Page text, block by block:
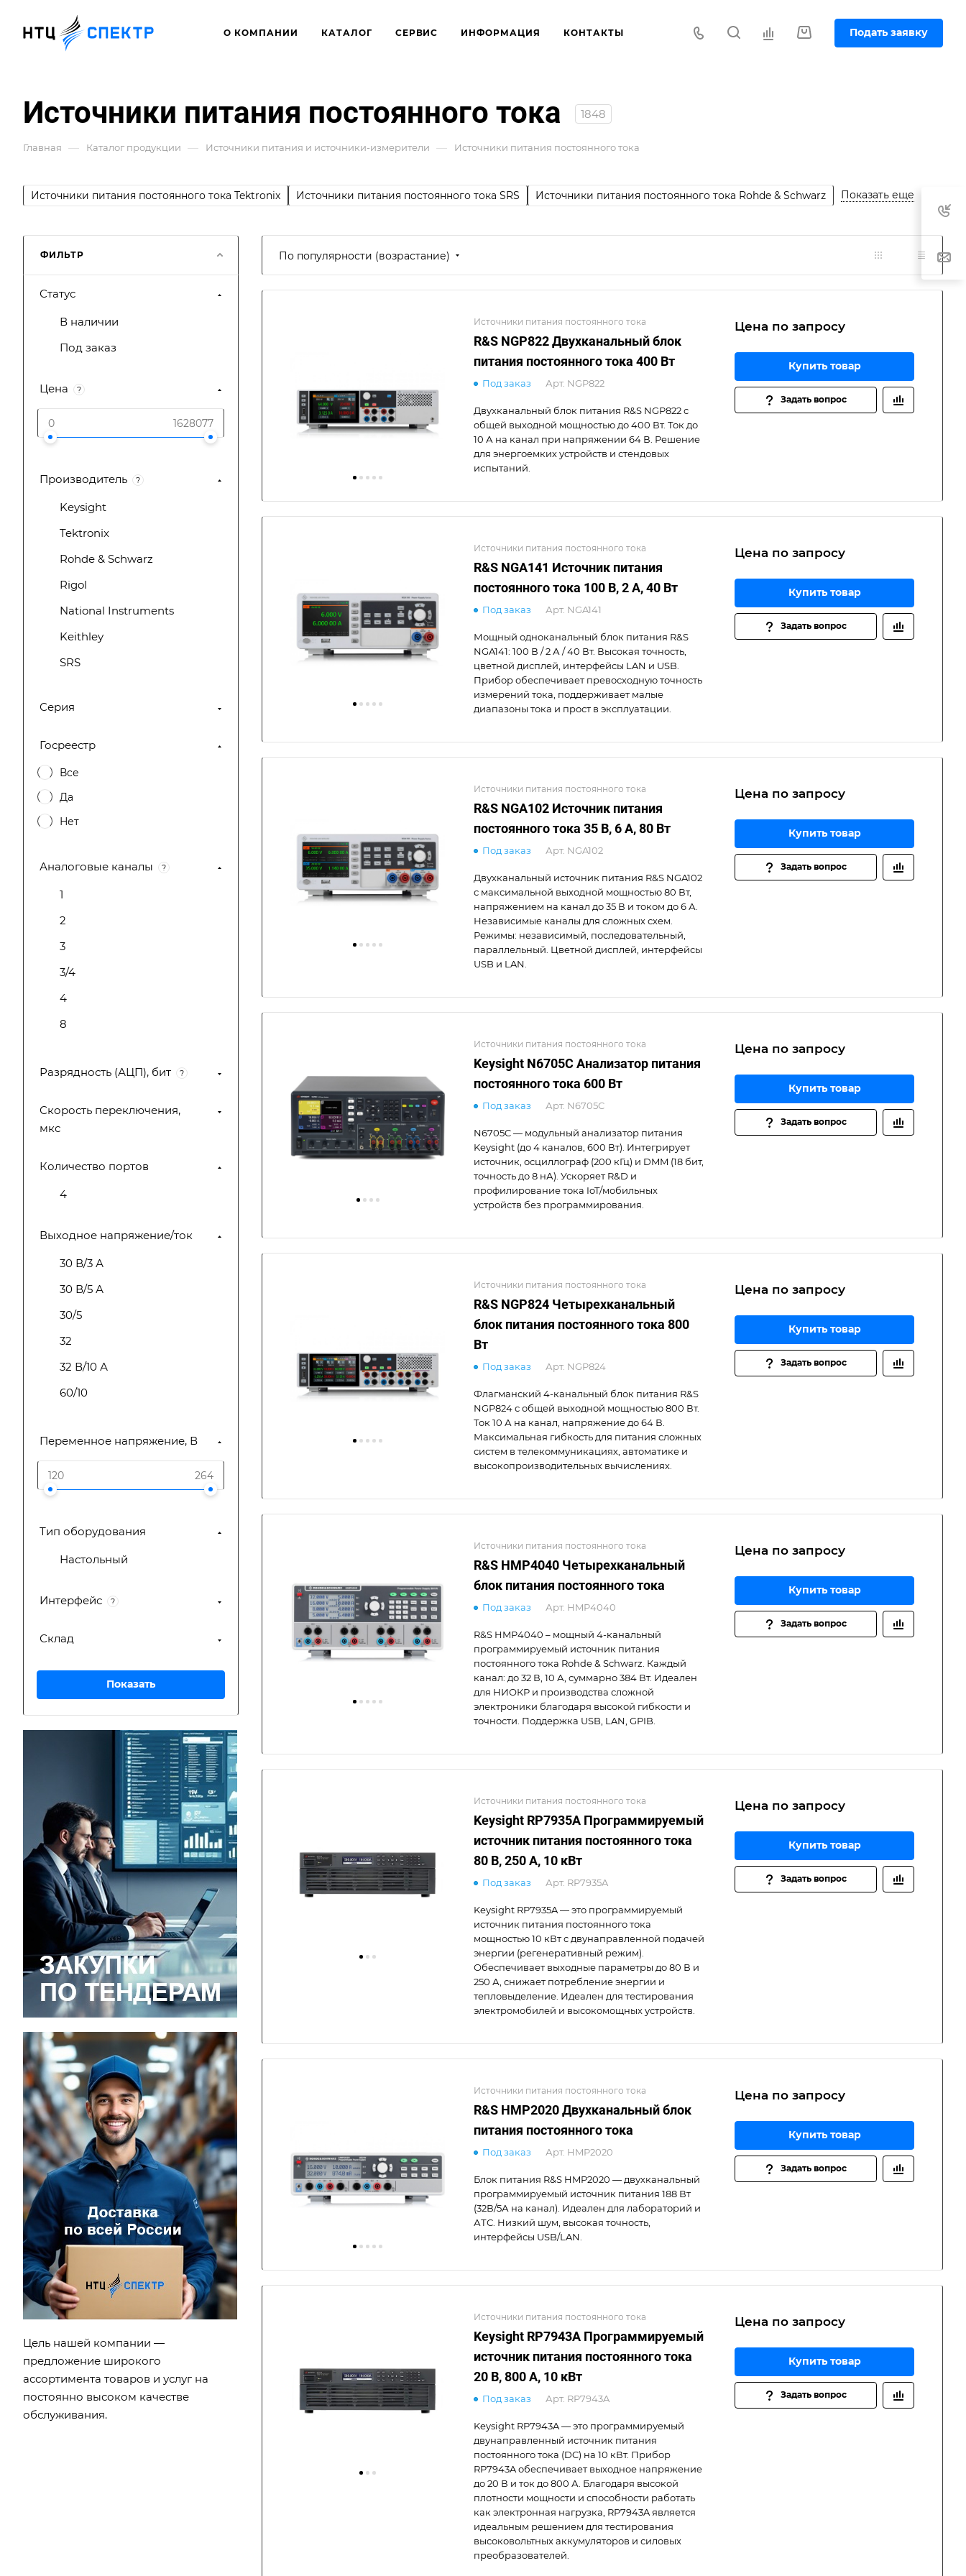
О КОМПАНИИ КАТАЛОГ СЕРВИС ИНФОРМАЦИЯ КОНТАКТЫ Подать заявку
Источники питания постоянного тока 1848
Главная — Каталог продукции — Источники питания и источники-измерители — Источники питания постоянного тока
Источники питания постоянного тока Tektronix Источники питания постоянного тока SRS Источники питания постоянного тока Rohde & Schwarz Показать еще
По популярности (возрастание)
Источники питания постоянного тока
R&S NGP822 Двухканальный блок
питания постоянного тока 400 Вт
Под заказ Арт. NGP822
Двухканальный блок питания R&S NGP822 с
общей выходной мощностью до 400 Вт. Ток до
10 А на канал при напряжении 64 В. Решение
для энергоемких устройств и стендовых
испытаний.
Цена по запросу
Купить товар
Задать вопрос
Источники питания постоянного тока
R&S NGA141 Источник питания
постоянного тока 100 В, 2 А, 40 Вт
Под заказ Арт. NGA141
Мощный одноканальный блок питания R&S
NGA141: 100 В / 2 А / 40 Вт. Высокая точность,
цветной дисплей, интерфейсы LAN и USB.
Прибор обеспечивает превосходную точность
измерений тока, поддерживает малые
диапазоны тока и прост в эксплуатации.
Цена по запросу
Купить товар
Задать вопрос
Источники питания постоянного тока
R&S NGA102 Источник питания
постоянного тока 35 В, 6 А, 80 Вт
Под заказ Арт. NGA102
Двухканальный источник питания R&S NGA102
с максимальной выходной мощностью 80 Вт,
напряжением на канал до 35 В и током до 6 А.
Независимые каналы для сложных схем.
Режимы: независимый, последовательный,
параллельный. Цветной дисплей, интерфейсы
USB и LAN.
Цена по запросу
Купить товар
Задать вопрос
Источники питания постоянного тока
Keysight N6705C Анализатор питания
постоянного тока 600 Вт
Под заказ Арт. N6705C
N6705C — модульный анализатор питания
Keysight (до 4 каналов, 600 Вт). Интегрирует
источник, осциллограф (200 кГц) и DMM (18 бит,
точность до 8 нА). Ускоряет R&D и
профилирование тока IoT/мобильных
устройств без программирования.
Цена по запросу
Купить товар
Задать вопрос
Источники питания постоянного тока
R&S NGP824 Четырехканальный
блок питания постоянного тока 800
Вт
Под заказ Арт. NGP824
Флагманский 4-канальный блок питания R&S
NGP824 с общей выходной мощностью 800 Вт.
Ток 10 А на канал, напряжение до 64 В.
Максимальная гибкость для питания сложных
систем в телекоммуникациях, автоматике и
высокопроизводительных вычислениях.
Цена по запросу
Купить товар
Задать вопрос
Источники питания постоянного тока
R&S HMP4040 Четырехканальный
блок питания постоянного тока
Под заказ Арт. HMP4040
R&S HMP4040 – мощный 4-канальный
программируемый источник питания
постоянного тока Rohde & Schwarz. Каждый
канал: до 32 В, 10 А, суммарно 384 Вт. Идеален
для НИОКР и производства сложной
электроники благодаря высокой гибкости и
точности. Поддержка USB, LAN, GPIB.
Цена по запросу
Купить товар
Задать вопрос
Источники питания постоянного тока
Keysight RP7935A Программируемый
источник питания постоянного тока
80 В, 250 А, 10 кВт
Под заказ Арт. RP7935A
Keysight RP7935A — это программируемый
источник питания постоянного тока
мощностью 10 кВт с двунаправленной подачей
энергии (регенеративный режим).
Обеспечивает выходные параметры до 80 В и
250 А, снижает потребление энергии и
тепловыделение. Идеален для тестирования
электромобилей и высокомощных устройств.
Цена по запросу
Купить товар
Задать вопрос
Источники питания постоянного тока
R&S HMP2020 Двухканальный блок
питания постоянного тока
Под заказ Арт. HMP2020
Блок питания R&S HMP2020 — двухканальный
программируемый источник питания 188 Вт
(32В/5А на канал). Идеален для лабораторий и
АТС. Низкий шум, высокая точность,
интерфейсы USB/LAN.
Цена по запросу
Купить товар
Задать вопрос
Источники питания постоянного тока
Keysight RP7943A Программируемый
источник питания постоянного тока
20 В, 800 А, 10 кВт
Под заказ Арт. RP7943A
Keysight RP7943A — это программируемый
двунаправленный источник питания
постоянного тока (DC) на 10 кВт. Прибор
RP7943A обеспечивает выходное напряжение
до 20 В и ток до 800 А. Благодаря высокой
плотности мощности и способности работать
как электронная нагрузка, RP7943A является
идеальным решением для тестирования
высоковольтных аккумуляторов и силовых
преобразователей.
Цена по запросу
Купить товар
Задать вопрос
ФИЛЬТР
Статус
В наличии
Под заказ
Цена ?
Производитель ?
Keysight
Tektronix
Rohde & Schwarz
Rigol
National Instruments
Keithley
SRS
TDK
SIGLENT
NGI
Techmize
Infosteraluna
Серия
Госреестр
Все
Да
Нет
Аналоговые каналы ?
1
2
3
3/4
4
8
Разрядность (АЦП), бит ?
Скорость переключения,
мкс
Количество портов
4
Выходное напряжение/ток
30 В/3 А
30 В/5 А
30/5
32
32 В/10 А
60/10
Переменное напряжение, В
Тип оборудования
Настольный
Интерфейс ?
Склад
Цель нашей компании —
предложение широкого
ассортимента товаров и услуг на
постоянно высоком качестве
обслуживания.